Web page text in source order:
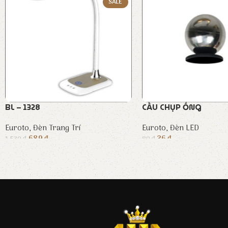
BL – 1328
Euroto,Đèn Trang Trí
1.530 ₫ 689₫
CẦU CHỤP ỐNG
Euroto, Đèn LED
80 ₫ 36₫